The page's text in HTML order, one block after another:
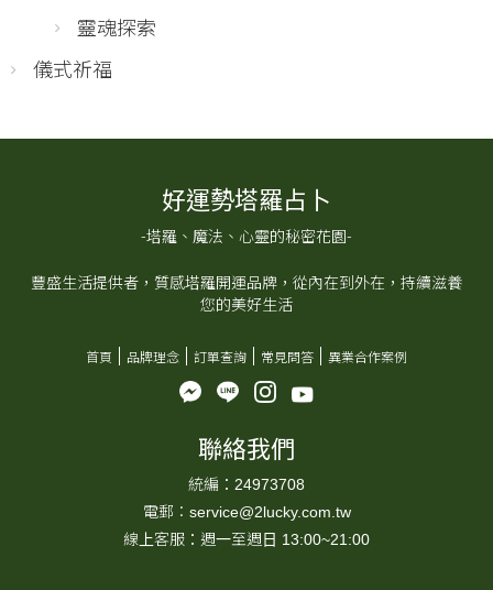
靈魂探索
儀式祈福
好運勢塔羅占卜
-塔羅、魔法、心靈的秘密花園-
豐盛生活提供者，質感塔羅開運品牌，從內在到外在，持續滋養
您的美好生活
首頁 品牌理念 訂單查詢 常見問答 異業合作案例
聯絡我們
統編：24973708
電郵：service@2lucky.com.tw
線上客服：週一至週日 13:00~21:00